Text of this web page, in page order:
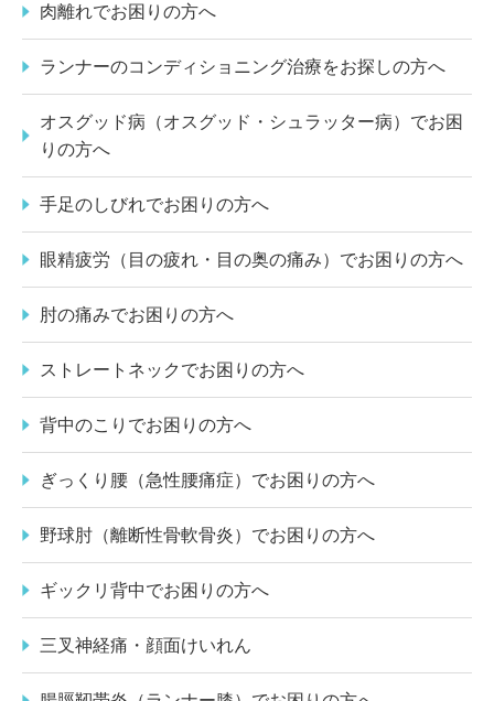
肉離れでお困りの方へ
ランナーのコンディショニング治療をお探しの方へ
オスグッド病（オスグッド・シュラッター病）でお困
りの方へ
手足のしびれでお困りの方へ
眼精疲労（目の疲れ・目の奥の痛み）でお困りの方へ
肘の痛みでお困りの方へ
ストレートネックでお困りの方へ
背中のこりでお困りの方へ
ぎっくり腰（急性腰痛症）でお困りの方へ
野球肘（離断性骨軟骨炎）でお困りの方へ
ギックリ背中でお困りの方へ
三叉神経痛・顔面けいれん